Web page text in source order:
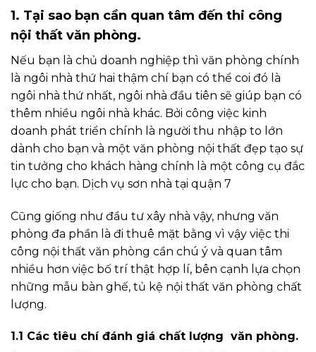
1. Tại sao bạn cần quan tâm đến thi công
nội thất văn phòng.
Nếu bạn là chủ doanh nghiệp thì văn phòng chính
là ngôi nhà thứ hai thậm chí bạn có thể coi đó là
ngôi nhà thứ nhất, ngôi nhà đầu tiên sẽ giúp bạn có
thêm nhiều ngôi nhà khác. Bởi công việc kinh
doanh phát triển chính là người thu nhập to lớn
dành cho bạn và một văn phòng nội thất đẹp tạo sự
tin tưởng cho khách hàng chính là một công cụ đắc
lực cho bạn. Dịch vụ sơn nhà tại quận 7
Cũng giống như đầu tư xây nhà vậy, nhưng văn
phòng đa phần là đi thuê mặt bằng vì vậy việc thi
công nội thất văn phòng cần chú ý và quan tâm
nhiều hơn việc bố trí thật hợp lí, bên cạnh lựa chọn
những mẫu bàn ghế, tủ kệ nội thất văn phòng chất
lượng.
1.1 Các tiêu chí đánh giá chất lượng văn phòng.